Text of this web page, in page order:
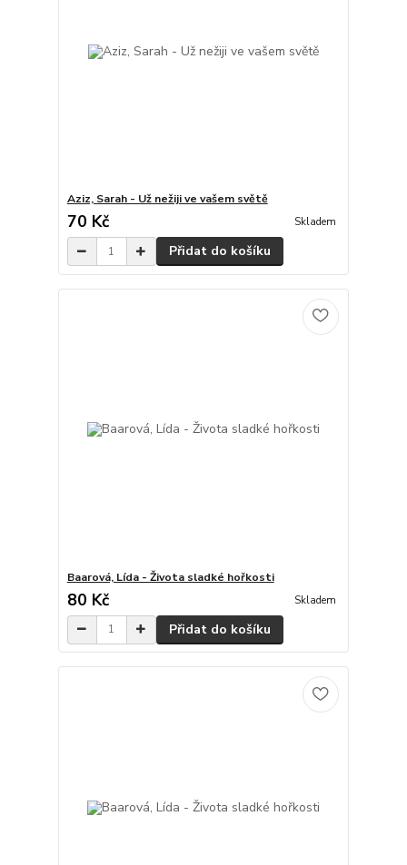
Aziz, Sarah - Už nežiji ve vašem světě
70 Kč Skladem
Přidat do košíku
Baarová, Lída - Života sladké hořkosti
80 Kč Skladem
Přidat do košíku